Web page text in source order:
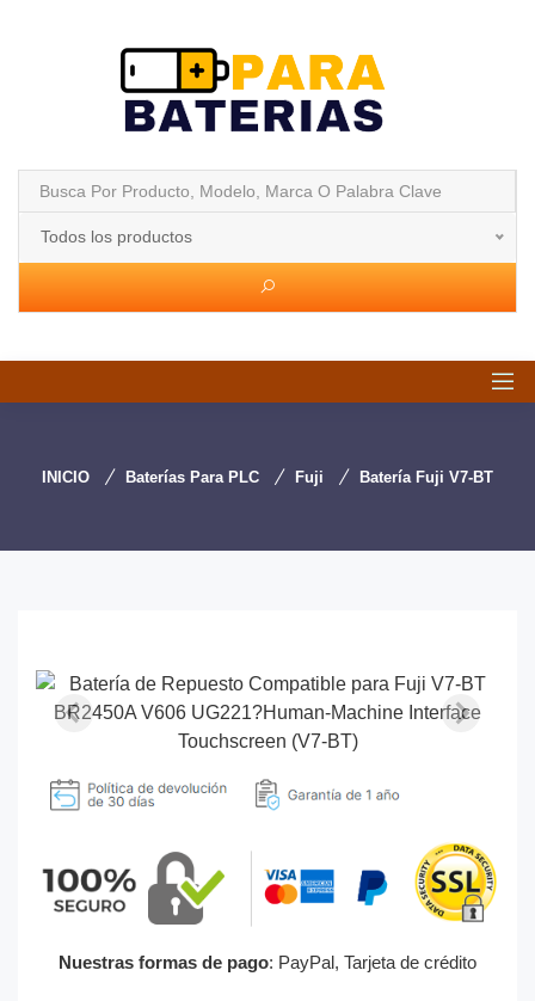
Todos los productos
INICIO Baterías Para PLC Fuji Batería Fuji V7-BT
Nuestras formas de pago: PayPal, Tarjeta de crédito